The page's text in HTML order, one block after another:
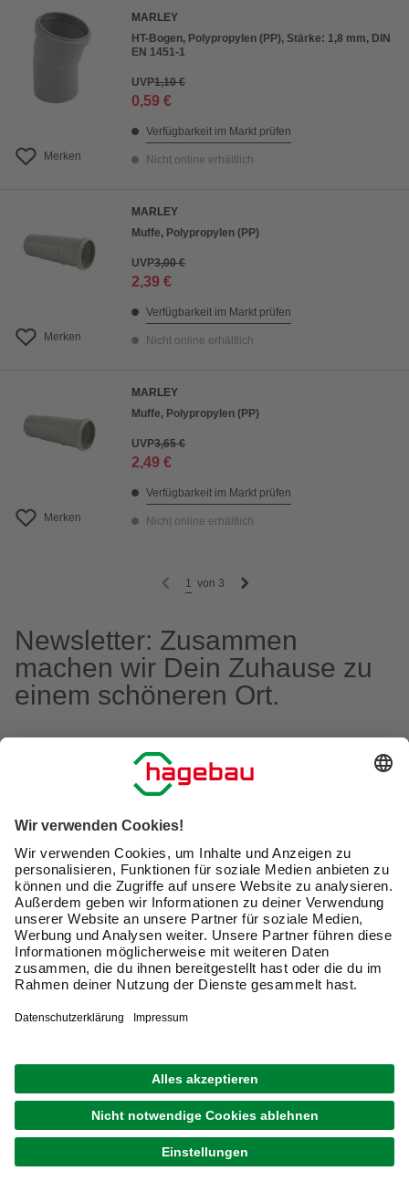
Merken
MARLEY
HT-Bogen, Polypropylen (PP), Stärke: 1,8 mm, DIN
EN 1451-1
UVP1,10 €
0,59 €
Verfügbarkeit im Markt prüfen
Nicht online erhältlich
Merken
MARLEY
Muffe, Polypropylen (PP)
UVP3,00 €
2,39 €
Verfügbarkeit im Markt prüfen
Nicht online erhältlich
Merken
MARLEY
Muffe, Polypropylen (PP)
UVP3,65 €
2,49 €
Verfügbarkeit im Markt prüfen
Nicht online erhältlich
1 von 3
Newsletter: Zusammen
machen wir Dein Zuhause zu
einem schöneren Ort.
Exklusive Angebote und Gewinnspiele
Kreative Ideen & nützliche Heimwerker-Tipps
Produktneuheiten und innovative Lösungen